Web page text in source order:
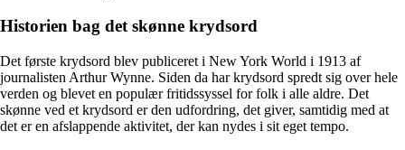
Historien bag det skønne krydsord
Det første krydsord blev publiceret i New York World i 1913 af
journalisten Arthur Wynne. Siden da har krydsord spredt sig over hele
verden og blevet en populær fritidssyssel for folk i alle aldre. Det
skønne ved et krydsord er den udfordring, det giver, samtidig med at
det er en afslappende aktivitet, der kan nydes i sit eget tempo.